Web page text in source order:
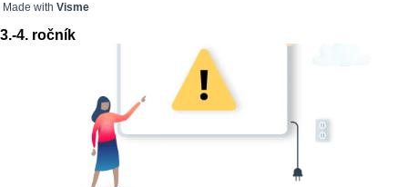
Made with Visme
3.-4. ročník